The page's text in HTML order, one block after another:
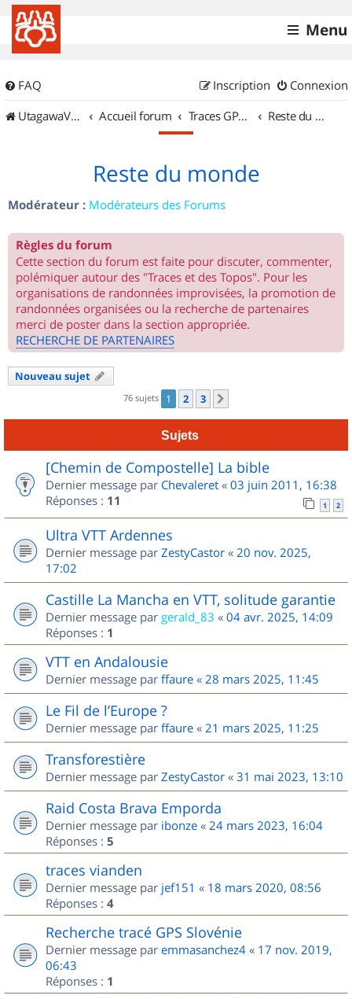
Menu
FAQ Connexion
Inscription
UtagawaVTT (Randos VTT et VTTAE avec traces GPS)
Accueil forum Traces GPS de randos VTT Reste du monde
Reste du monde
Modérateur : Modérateurs des Forums
Règles du forum
Cette section du forum est faite pour discuter, commenter,
polémiquer autour des "Traces et des Topos". Pour les
organisations de randonnées improvisées, la promotion de
randonnées organisées ou la recherche de partenaires
merci de poster dans la section appropriée.
RECHERCHE DE PARTENAIRES
Nouveau sujet
76 sujets 1 2 3
Sujets
[Chemin de Compostelle] La bible
Dernier message par Chevaleret « 03 juin 2011, 16:38
Réponses : 11 1 2
Ultra VTT Ardennes
Dernier message par ZestyCastor « 20 nov. 2025,
17:02
Castille La Mancha en VTT, solitude garantie
Dernier message par gerald_83 « 04 avr. 2025, 14:09
Réponses : 1
VTT en Andalousie
Dernier message par ffaure « 28 mars 2025, 11:45
Le Fil de l’Europe ?
Dernier message par ffaure « 21 mars 2025, 11:25
Transforestière
Dernier message par ZestyCastor « 31 mai 2023, 13:10
Raid Costa Brava Emporda
Dernier message par ibonze « 24 mars 2023, 16:04
Réponses : 5
traces vianden
Dernier message par jef151 « 18 mars 2020, 08:56
Réponses : 4
Recherche tracé GPS Slovénie
Dernier message par emmasanchez4 « 17 nov. 2019,
06:43
Réponses : 1